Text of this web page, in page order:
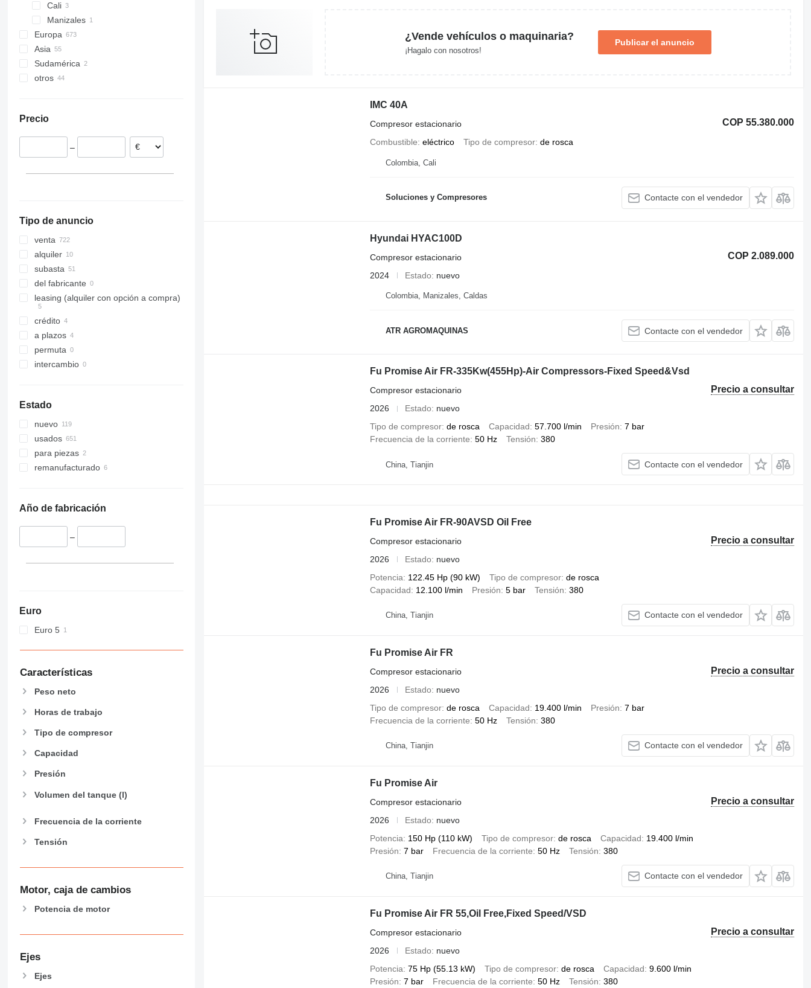
Cali
Manizales
Europa
Alemania
Países Bajos
España
Italia
Asia
China
Japón
Sudamérica
Chile
otros
Precio
–
Tipo de anuncio
venta
alquiler
subasta
del fabricante
leasing (alquiler con opción a compra)
crédito
a plazos
permuta
intercambio
Estado
nuevo
usados
para piezas
remanufacturado
Año de fabricación
–
Euro
Euro 5
Características
Peso neto
Horas de trabajo
Tipo de compresor
Capacidad
Presión
Volumen del tanque (l)
Frecuencia de la corriente
Tensión
Motor, caja de cambios
Potencia de motor
Ejes
Ejes
¿Vende vehículos o maquinaria?
¡Hagalo con nosotros!
Publicar el anuncio
IMC 40A
COP 55.380.000
Compresor estacionario
Combustible eléctrico Tipo de compresor de rosca
Colombia, Cali
Soluciones y Compresores Contacte con el vendedor
Hyundai HYAC100D
COP 2.089.000
Compresor estacionario
2024
Estado nuevo
Colombia, Manizales, Caldas
ATR AGROMAQUINAS Contacte con el vendedor
Fu Promise Air FR-335Kw(455Hp)-Air Compressors-Fixed Speed&Vsd
Precio a consultar
Compresor estacionario
2026
Estado
nuevo
Tipo de compresor de rosca Capacidad 57.700 l/min Presión 7 bar
Frecuencia de la corriente 50 Hz Tensión 380
China, Tianjin Contacte con el vendedor
Fu Promise Air FR-90AVSD Oil Free
Precio a consultar
Compresor estacionario
2026
Estado
nuevo
Potencia
122.45 Hp (90 kW) Tipo de compresor de rosca
Capacidad
12.100 l/min Presión 5 bar Tensión 380
China, Tianjin Contacte con el vendedor
Fu Promise Air FR
Precio a consultar
Compresor estacionario
2026
Estado
nuevo
Tipo de compresor de rosca Capacidad 19.400 l/min Presión 7 bar
Frecuencia de la corriente 50 Hz Tensión 380
China, Tianjin Contacte con el vendedor
Fu Promise Air
Precio a consultar
Compresor estacionario
2026
Estado
nuevo
Potencia
150 Hp (110 kW) Tipo de compresor de rosca Capacidad
19.400 l/min
Presión 7 bar Frecuencia de la corriente 50 Hz Tensión 380
China, Tianjin Contacte con el vendedor
Fu Promise Air FR 55,Oil Free,Fixed Speed/VSD
Precio a consultar
Compresor estacionario
2026
Estado
nuevo
Potencia 75 Hp (55.13 kW) Tipo de compresor de rosca Capacidad 9.600 l/min
Presión 7 bar Frecuencia de la corriente 50 Hz Tensión 380